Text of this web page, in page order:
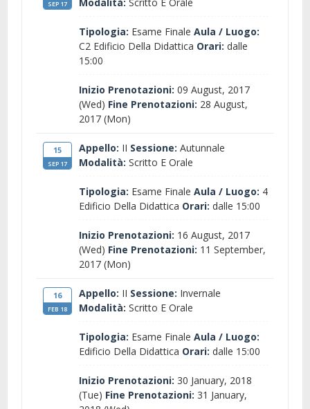
SEP 17
Modalità: Scritto E Orale
Tipologia: Esame Finale Aula / Luogo:
C2 Edificio Della Didattica Orari: dalle
15:00
Inizio Prenotazioni: 09 August, 2017
(Wed) Fine Prenotazioni: 28 August,
2017 (Mon)
15
SEP 17
Appello: II Sessione: Autunnale
Modalità: Scritto E Orale
Tipologia: Esame Finale Aula / Luogo: 4
Edificio Della Didattica Orari: dalle 15:00
Inizio Prenotazioni: 16 August, 2017
(Wed) Fine Prenotazioni: 11 September,
2017 (Mon)
16
FEB 18
Appello: II Sessione: Invernale
Modalità: Scritto E Orale
Tipologia: Esame Finale Aula / Luogo:
Edificio Della Didattica Orari: dalle 15:00
Inizio Prenotazioni: 30 January, 2018
(Tue) Fine Prenotazioni: 31 January,